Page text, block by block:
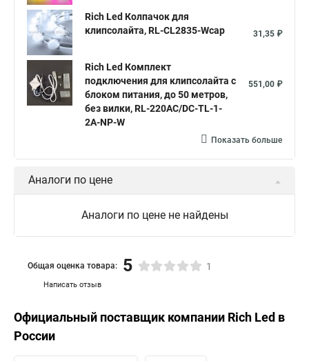
Rich Led Колпачок для
клипсолайта, RL-CL2835-Wcap
31,35 ₽
Rich Led Комплект
подключения для клипсолайта с
блоком питания, до 50 метров,
без вилки, RL-220AC/DC-TL-1-
2A-NP-W
551,00 ₽
Показать больше
Аналоги по цене
Аналоги по цене не найдены
Написать отзыв
Общая оценка товара: 5 1
Официальный поставщик компании Rich Led в
России